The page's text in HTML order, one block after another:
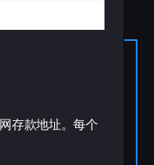
存款地址。每个